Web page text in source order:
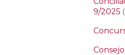
9/2025